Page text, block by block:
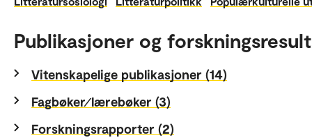
Publikasjoner og
Vitenskapelige publikasjoner (14)
Fagbøker⁄lærebøker (3)
Forskningsrapporter (2)